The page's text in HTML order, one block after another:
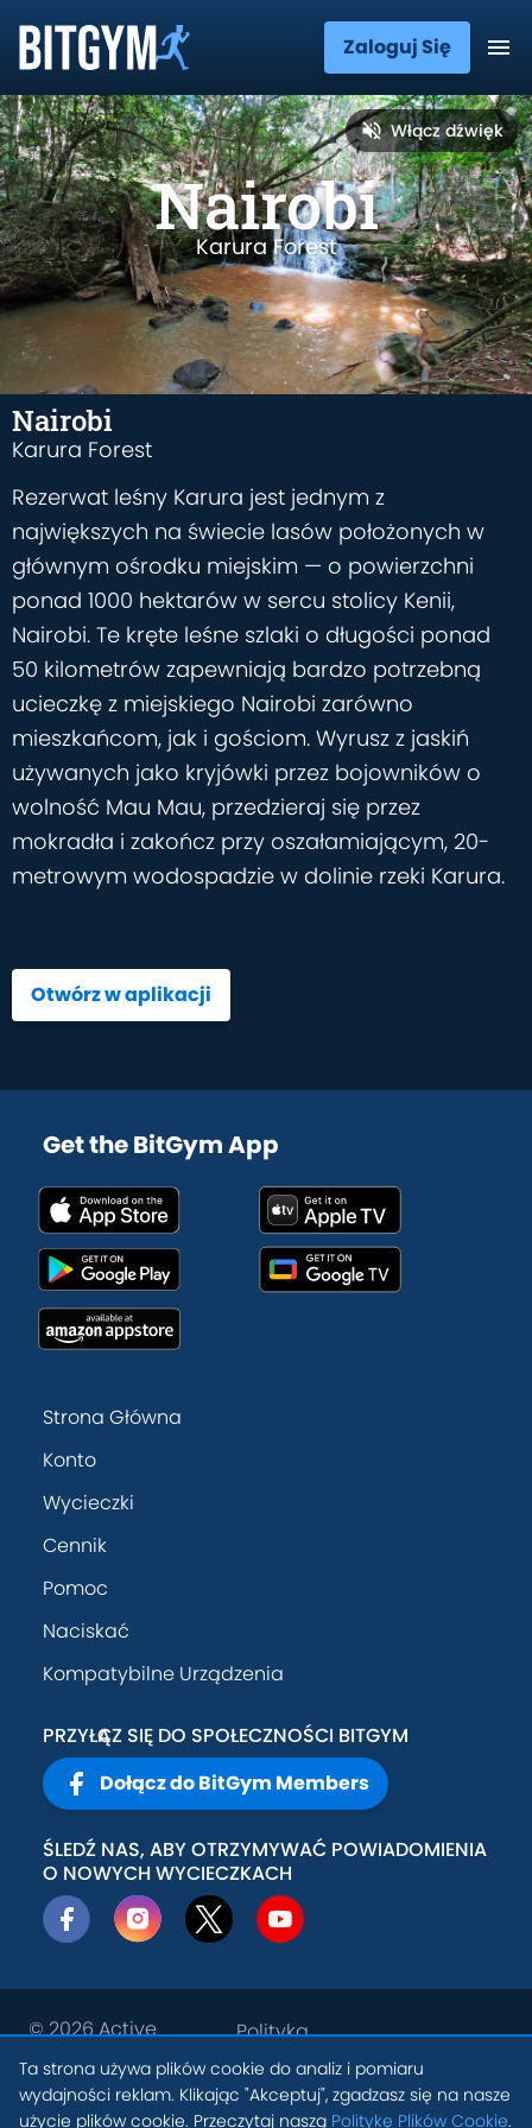
Zaloguj Się
Włącz dźwięk
Nairobi
Karura Forest
Nairobi
Karura Forest
Rezerwat leśny Karura jest jednym z
największych na świecie lasów położonych w
głównym ośrodku miejskim — o powierzchni
ponad 1000 hektarów w sercu stolicy Kenii,
Nairobi. Te kręte leśne szlaki o długości ponad
50 kilometrów zapewniają bardzo potrzebną
ucieczkę z miejskiego Nairobi zarówno
mieszkańcom, jak i gościom. Wyrusz z jaskiń
używanych jako kryjówki przez bojowników o
wolność Mau Mau, przedzieraj się przez
mokradła i zakończ przy oszałamiającym, 20-
metrowym wodospadzie w dolinie rzeki Karura.
Otwórz w aplikacji
Get the BitGym App
Strona Główna
Konto
Wycieczki
Cennik
Pomoc
Naciskać
Kompatybilne Urządzenia
PRZYŁĄCZ SIĘ DO SPOŁECZNOŚCI BITGYM
Dołącz do BitGym Members
ŚLEDŹ NAS, ABY OTRZYMYWAĆ POWIADOMIENIA
O NOWYCH WYCIECZKACH
© 2026Active
Polityka
prywatności
Warunki
Ustawienia Plików
PL
Ta strona używa plików cookie do analiz i pomiaru
wydajności reklam. Klikając "Akceptuj", zgadzasz się na nasze
użycie plików cookie. Przeczytaj naszą Politykę Plików Cookie.